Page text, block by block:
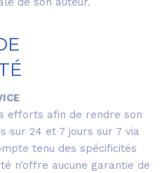
efforts afin de rendre son
sur 24 et 7 jours sur 7 via
tenu des spécificités
n’offre aucune garantie de